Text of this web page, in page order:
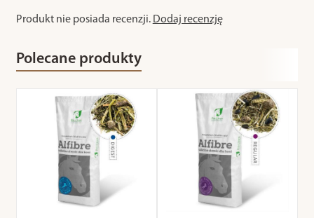
Produkt nie posiada recenzji. Dodaj recenzję
Polecane produkty